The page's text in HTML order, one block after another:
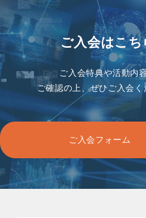
ご入会はこち
ご入会特典や活動内
ご確認の上、ぜひご入会く
ご入会フォーム